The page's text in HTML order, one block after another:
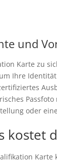
und
Karte zu
Ihre
oder
kostet